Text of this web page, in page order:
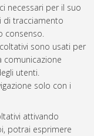
necessari per il suo
di tracciamento
consenso.
sono usati per
comunicazione
utenti.
solo con i
attivando
potrai esprimere